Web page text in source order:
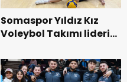
Somaspor Yıldız Kız
Voleybol Takımı lideri